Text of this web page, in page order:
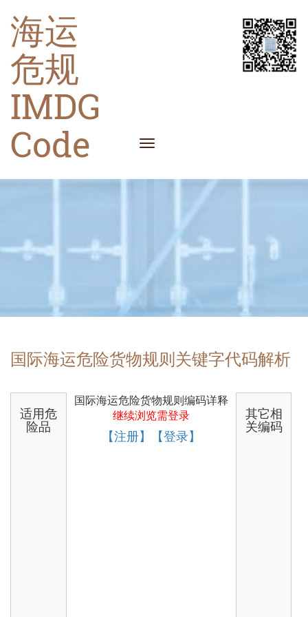
海运
危规
IMDG
Code
国际海运危险货物规则关键字代码解析
适用危
险品
国际海运危险货物规则编码详释
继续浏览需登录
【注册】【登录】
其它相
关编码